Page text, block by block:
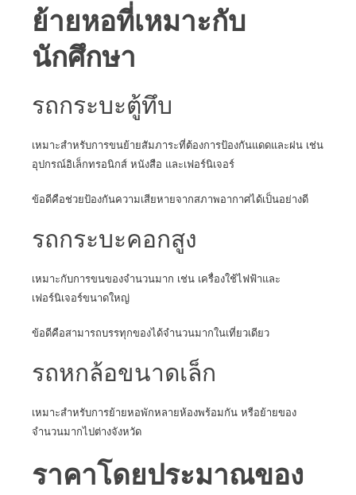
ย้ายหอที่เหมาะกับ
นักศึกษา
รถกระบะตู้ทึบ
เหมาะสำหรับการขนย้ายสัมภาระที่ต้องการป้องกันแดดและฝน เช่น
อุปกรณ์อิเล็กทรอนิกส์ หนังสือ และเฟอร์นิเจอร์
ข้อดีคือช่วยป้องกันความเสียหายจากสภาพอากาศได้เป็นอย่างดี
รถกระบะคอกสูง
เหมาะกับการขนของจำนวนมาก เช่น เครื่องใช้ไฟฟ้าและ
เฟอร์นิเจอร์ขนาดใหญ่
ข้อดีคือสามารถบรรทุกของได้จำนวนมากในเที่ยวเดียว
รถหกล้อขนาดเล็ก
เหมาะสำหรับการย้ายหอพักหลายห้องพร้อมกัน หรือย้ายของ
จำนวนมากไปต่างจังหวัด
ราคาโดยประมาณของ